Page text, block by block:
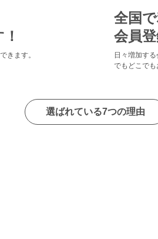
きます。
全国
会員
日々増加す
でもどこでも
選ばれている7つの理由